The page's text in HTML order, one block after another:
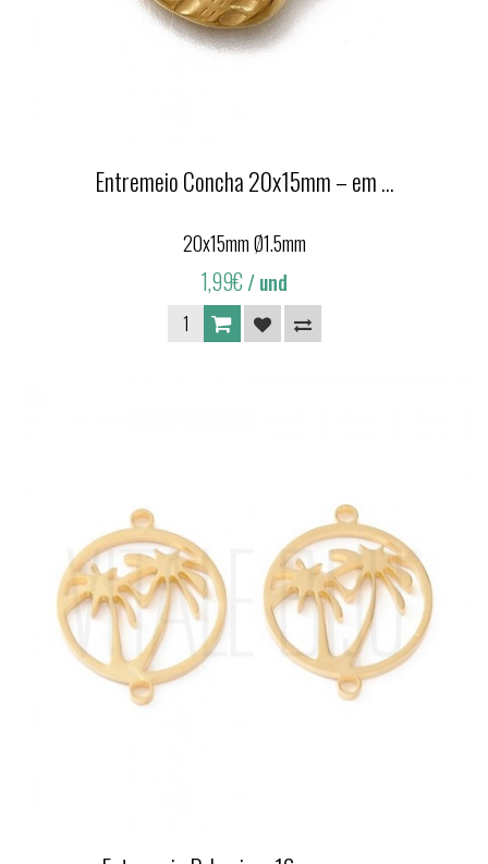
Entremeio Concha 20x15mm – em ...
20x15mm Ø1.5mm
1,99€/ und